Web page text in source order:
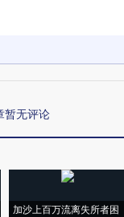
暂无评论
加沙上百万流离失所者困